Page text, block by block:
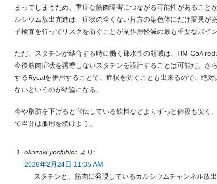
まってしまうため、重症な筋肉障害につながる可能性があること
ルシウム放出亢進は、症状の全くない片方の染色体にだけ変異が
子検査を行ってリスクを防ぐことが副作用軽減の最も重要なポイ
ただ、スタチンが結合する時に働く疎水性の領域は、HM-CoA
今後筋肉症状を誘導しないスタチンを設計することは可能だ。さ
するRycalを併用することで、症状を防ぐことも出来るので、絶
ないというのが結論になる。
今や脂肪を下げると宣伝している飲料などよりずっと値段も安く
で当分は服用を続けよう。
okazaki yoshihisa より:
2026年2月24日 11:35 AM
スタチンと、筋肉に発現しているカルシウムチャンネル放